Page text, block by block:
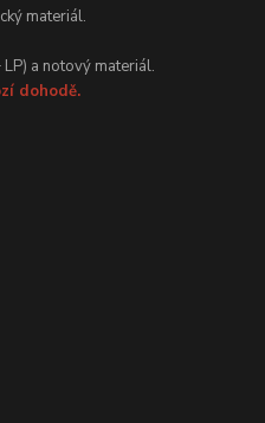
materiál.
a notový materiál.
dohodě.